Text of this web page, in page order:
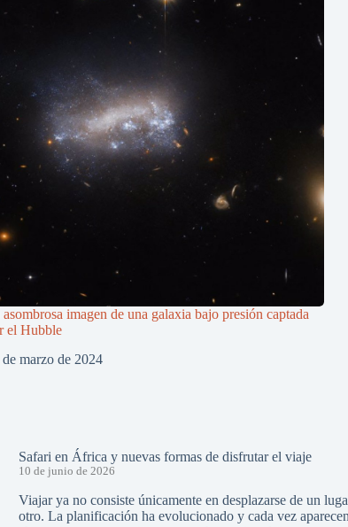
imagen de una galaxia bajo presión captada
el Hubble
de marzo de 2024
Safari en África y nuevas formas de disfrutar el viaje
10 de junio de 2026
Viajar ya no consiste únicamente en desplazarse de un
otro. La planificación ha evolucionado y cada vez